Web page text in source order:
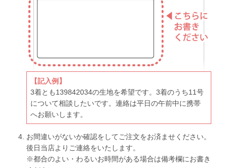
【記入例】
3着とも139842034の生地を希望です。3着のうち11号
について相談したいです。連絡は平日の午前中に携帯
へお願いします。
お間違いがないか確認をしてご注文をお済ませください。
後日当店よりご連絡をいたします。
※都合のよい・わるいお時間がある場合は備考欄にお書き